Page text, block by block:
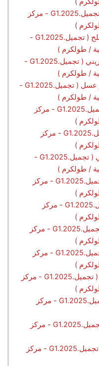
سناء زعل حسن الاخرس ( تجميل.G1.2025 - مركز
)
سندس مصطفى محمد مصلح ( تجميل.G1.2025 -
/ طولكرم )
سونا منير عبداللطيف سفاريني ( تجميل.G1.2025 -
/ طولكرم )
عرين عبد القادر إبراهيم أبو عسل ( تجميل.G1.2025 -
/ طولكرم )
عنود عزيز خيري ملحم ( تجميل.G1.2025 - مركز
)
لما خالد فاروق عرار ( تجميل.G1.2025 - مركز
)
مرام إبراهيم محمد سويركي ( تجميل.G1.2025 -
/ طولكرم )
مرام باسم يوسف واكد ( تجميل.G1.2025 - مركز
)
نبا على احمد حسين ( تجميل.G1.2025 - مركز
)
نصيرة احمد عودة سيف ( تجميل.G1.2025 - مركز
)
نغم منتصر محمود حمد ( تجميل.G1.2025 - مركز
)
نورة مصطفى عطية الزغل ( تجميل.G1.2025 - مركز
)
آلاء نظمي حسن ثلثين ( تجميل.G1.2025 - مركز
أيه مؤيد سعيد أبو سعده ( تجميل.G1.2025 - مركز
إيمان تيسير محمد حسين ( تجميل.G1.2025 - مركز